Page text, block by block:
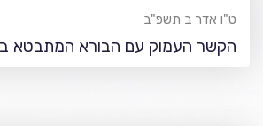
ט"ו אדר ב תשפ"ב
הקשר העמוק עם הבורא המתבטא